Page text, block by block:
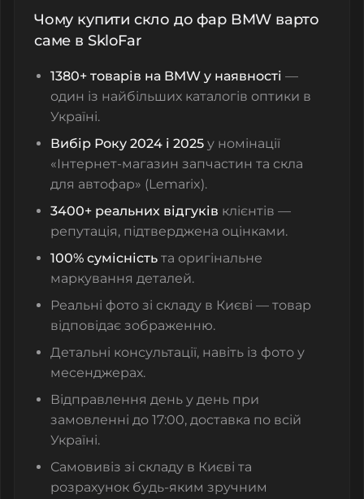
Чому купити скло до фар BMW варто
саме в SkloFar
1380+ товарів на BMW у наявності —
один із найбільших каталогів оптики в
Україні.
Вибір Року 2024 і 2025 у номінації
«Інтернет-магазин запчастин та скла
для автофар» (Lemarix).
3400+ реальних відгуків клієнтів —
репутація, підтверджена оцінками.
100% сумісність та оригінальне
маркування деталей.
Реальні фото зі складу в Києві — товар
відповідає зображенню.
Детальні консультації, навіть із фото у
месенджерах.
Відправлення день у день при
замовленні до 17:00, доставка по всій
Україні.
Самовивіз зі складу в Києві та
розрахунок будь-яким зручним